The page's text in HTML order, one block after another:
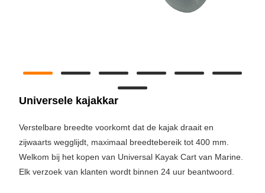
Universele kajakkar
Verstelbare breedte voorkomt dat de kajak draait en
zijwaarts wegglijdt, maximaal breedtebereik tot 400 mm.
Welkom bij het kopen van Universal Kayak Cart van Marine.
Elk verzoek van klanten wordt binnen 24 uur beantwoord.